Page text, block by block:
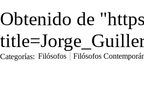
Obtenido de "
Categorías: Filósofos Filósofos